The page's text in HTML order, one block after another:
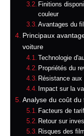
Finitions
couleur
Avantages du
Principaux
voiture
Technologie
Propriétés du
Résistance
Impact sur la
Analyse du coût
Facteurs de
Retour sur
Risques des